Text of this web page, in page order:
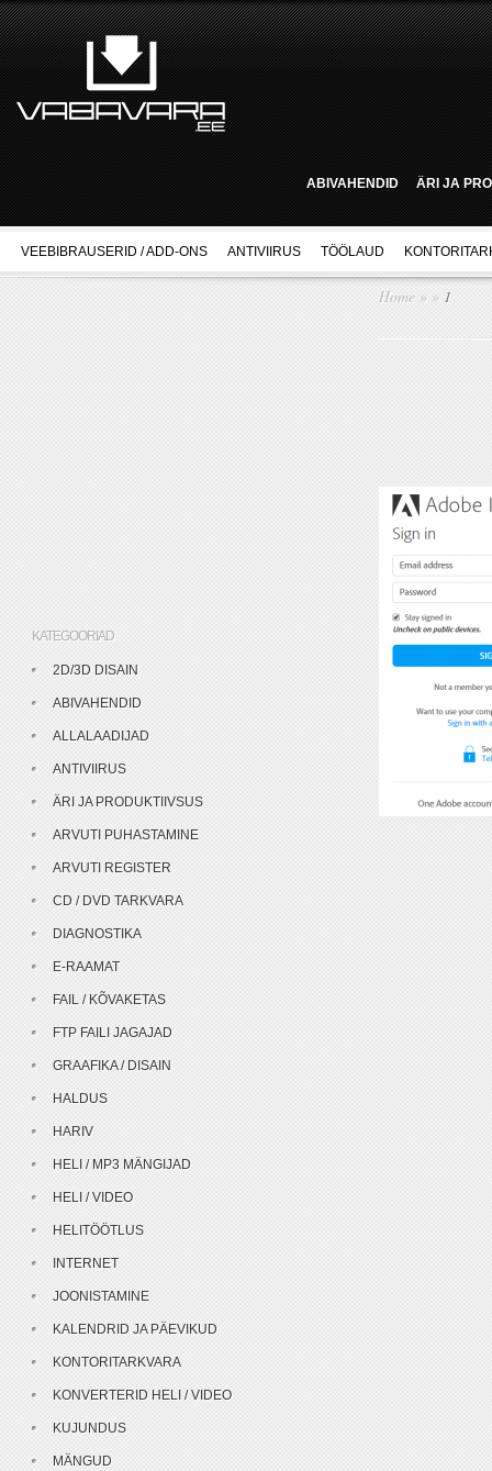
ABIVAHENDID ÄRI JA
VEEBIBRAUSERID / ADD-ONS ANTIVIIRUS TÖÖLAUD
Home » » 1
KATEGOORIAD
2D/3D DISAIN
ABIVAHENDID
ALLALAADIJAD
ANTIVIIRUS
ÄRI JA PRODUKTIIVSUS
ARVUTI PUHASTAMINE
ARVUTI REGISTER
CD / DVD TARKVARA
DIAGNOSTIKA
E-RAAMAT
FAIL / KÕVAKETAS
FTP FAILI JAGAJAD
GRAAFIKA / DISAIN
HALDUS
HARIV
HELI / MP3 MÄNGIJAD
HELI / VIDEO
HELITÖÖTLUS
INTERNET
JOONISTAMINE
KALENDRID JA PÄEVIKUD
KONTORITARKVARA
KONVERTERID HELI / VIDEO
KUJUNDUS
MÄNGUD